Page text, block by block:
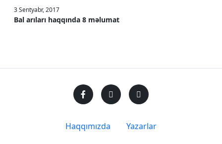
3 Sentyabr, 2017
Bal arıları haqqında 8 məlumat
Haqqımızda Yazarlar